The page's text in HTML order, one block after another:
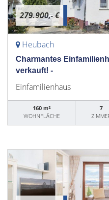
279.900,- €
Heubach
Charmantes
verkauft! -
Einfamilienhaus
160 m²
WOHNFLÄCHE
7